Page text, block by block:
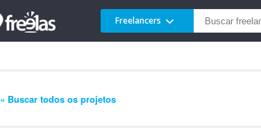
Freelancers
« Buscar todos os projetos